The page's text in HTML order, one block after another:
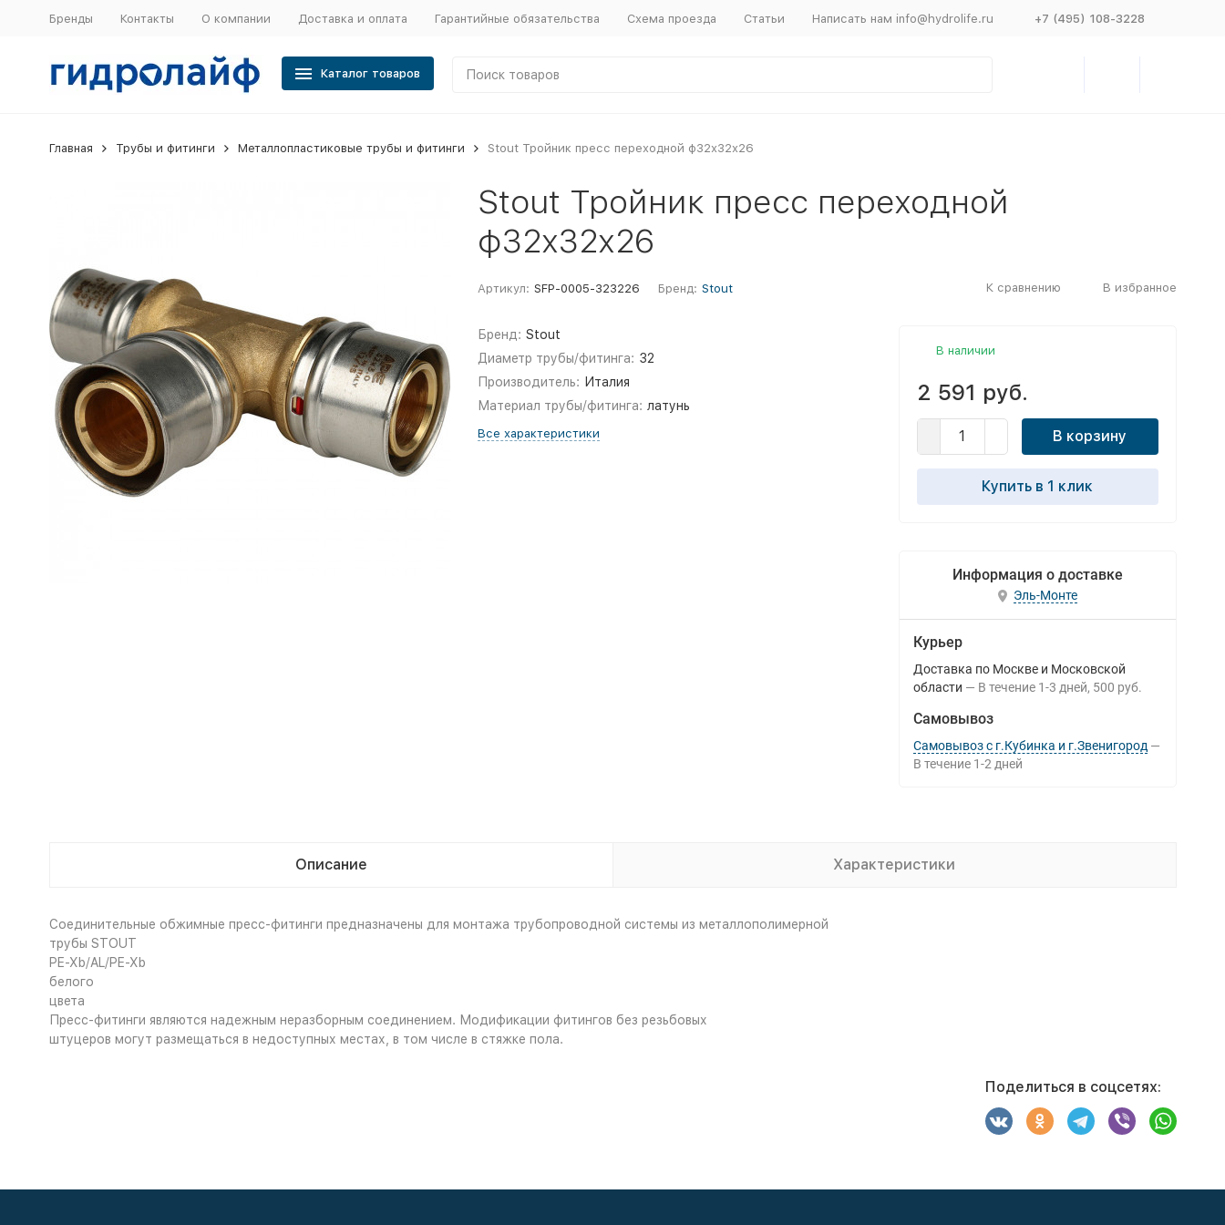
Бренды Контакты О компании Доставка и оплата Гарантийные обязательства Схема проезда Статьи Написать нам info@hydrolife.ru +7 (495) 108-3228
Каталог товаров
Главная Трубы и фитинги Металлопластиковые трубы и фитинги Stout Тройник пресс переходной ф32х32х26
Stout Тройник пресс переходной
ф32х32х26
Артикул: SFP-0005-323226 Бренд: Stout К сравнению В избранное
Бренд: Stout
Диаметр трубы/фитинга: 32
Производитель: Италия
Материал трубы/фитинга: латунь
Все характеристики
В наличии
2 591 руб.
В корзину
Купить в 1 клик
Информация о доставке
Эль-Монте
Курьер
Доставка по Москве и Московской
области
В течение 1-3 дней 500 руб.
Самовывоз
Самовывоз с г.Кубинка и г.Звенигород
В течение 1-2 дней
Описание Характеристики
Соединительные обжимные пресс-фитинги предназначены для монтажа трубопроводной системы из металлополимерной
трубы STOUT
PE-Xb/AL/PE-Xb
белого
цвета
Пресс-фитинги являются надежным неразборным соединением. Модификации фитингов без резьбовых
штуцеров могут размещаться в недоступных местах, в том числе в стяжке пола.
Поделиться в соцсетях: